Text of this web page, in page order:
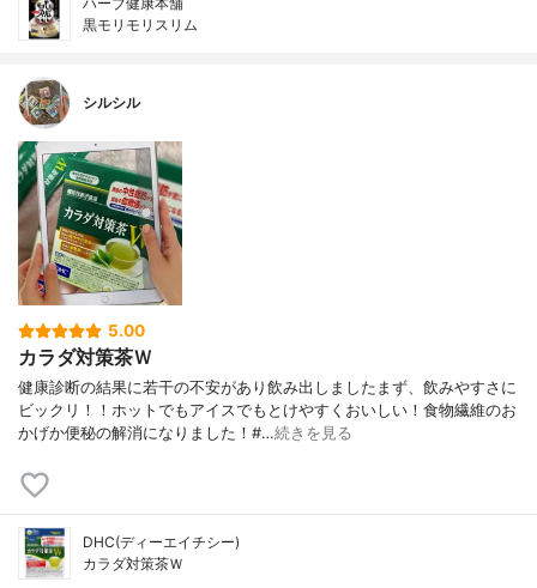
黒モリモリスリム
シルシル
5.00
カラダ対策茶Ｗ
健康診断の結果に若干の不安があり飲み出しましたまず、飲みやすさに
ビックリ！！ホットでもアイスでもとけやすくおいしい！食物繊維のお
かげか便秘の解消になりました！#…続きを見る
DHC(ディーエイチシー)
カラダ対策茶Ｗ